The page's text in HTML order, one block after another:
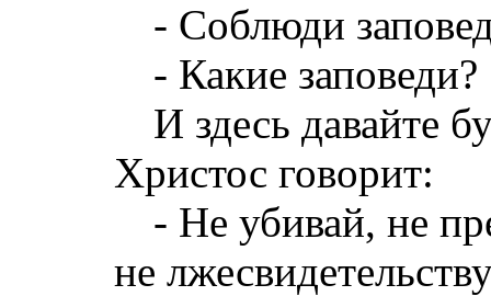
‑ Соблюди
‑ Какие заповеди?
И здесь давайте
Христос говорит:
‑ Не убивай, не
не